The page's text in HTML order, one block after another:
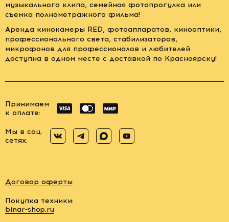
музыкального клипа, семейная фотопрогулка или
съемка полнометражного фильма!
Аренда кинокамеры RED, фотоаппаратов, кинооптики,
профессионального света, стабилизаторов,
микрофонов для профессионалов и любителей
доступна в одном месте с доставкой по Красноярску!
Принимаем
к оплате:
Мы в соц.
сетях:
Договор оферты
Покупка техники:
binar-shop.ru